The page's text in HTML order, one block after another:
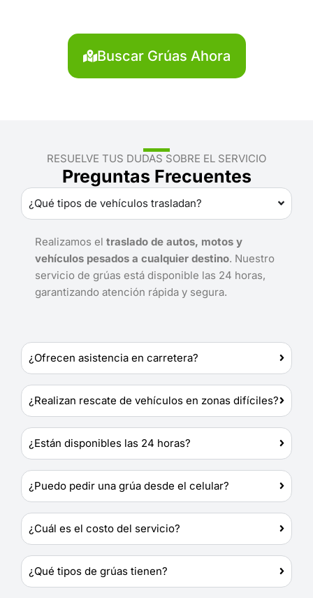
Buscar Grúas Ahora
RESUELVE TUS DUDAS SOBRE EL SERVICIO
Preguntas Frecuentes
¿Qué tipos de vehículos trasladan?
Realizamos el traslado de autos, motos y
vehículos pesados a cualquier destino. Nuestro
servicio de grúas está disponible las 24 horas,
garantizando atención rápida y segura.
¿Ofrecen asistencia en carretera?
¿Realizan rescate de vehículos en zonas difíciles?
¿Están disponibles las 24 horas?
¿Puedo pedir una grúa desde el celular?
¿Cuál es el costo del servicio?
¿Qué tipos de grúas tienen?